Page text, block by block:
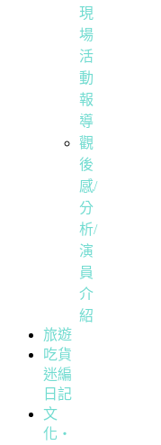
現
場
活
動
報
導
觀
後
感/
分
析/
演
員
介
紹
旅遊
吃貨
迷編
日記
文
化・